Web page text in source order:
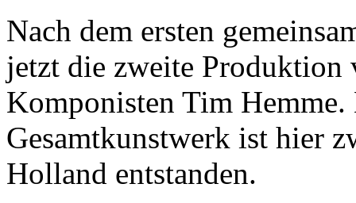
Nach dem ersten
jetzt die zweite Produktion
Komponisten Tim Hemme.
Gesamtkunstwerk ist hier
Holland entstanden.